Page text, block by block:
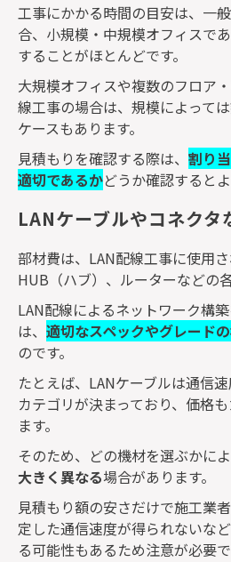
工事にかかる時間の目安は、一
合、小規模・中規模オフィスで
することがほとんどです。
大規模オフィスや複数のフロア
線工事の場合は、規模によっては
ケースもあります。
見積もりを確認する際は、 割り
適切であるかどうか確認すると
LANケーブルやコネクタ
部材費は、 LAN配線工事に使用さ
HUB （ハブ）、ルーターなどの
LAN配線によるネットワーク構
は、 適切なスペックやグレード
のです。
たとえば、 LANケーブルは通信
カテゴリが決まっており、価格
ます。
そのため、どの機材を選ぶかに
大きく異なる場合があります。
見積もり額の安さだけで施工業
定した通信速度が得られないな
る可能性もあるため注意が必要で